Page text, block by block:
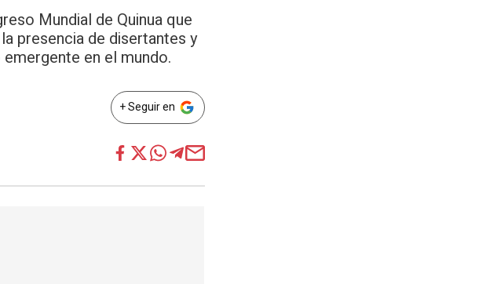
Mundial de Quinua que
presencia de disertantes y
en el mundo.
+ Seguir en